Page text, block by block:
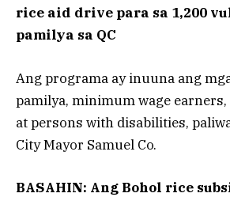
rice aid drive para sa 1,200
pamilya sa QC
Ang programa ay inuuna ang
pamilya, minimum wage
at persons with disabilities,
City Mayor Samuel Co.
BASAHIN: Ang Bohol rice